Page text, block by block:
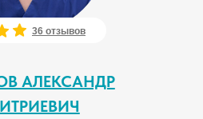
АЛЕКСАНДР
36 отзывов